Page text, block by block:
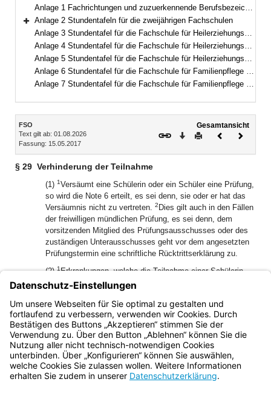
Anlage 1 Fachrichtungen und zuzuerkennende Berufsbezeichnungen
Bereich erweitern
Anlage 2 Stundentafeln für die zweijährigen Fachschulen
Anlage 3 Stundentafel für die Fachschule für Heilerziehungspflege (dreijährig)
Anlage 4 Stundentafel für die Fachschule für Heilerziehungspflege (zweijährig)
Anlage 5 Stundentafel für die Fachschule für Heilerziehungspflegehilfe
Anlage 6 Stundentafel für die Fachschule für Familienpflege (Vollzeitform)
Anlage 7 Stundentafel für die Fachschule für Familienpflege (Teilzeitform)
Inhalt
FSO
Text gilt ab: 01.08.2026
Fassung: 15.05.2017
Gesamtansicht
Download
DruckenVorheriges
§ 29 Verhinderung der Teilnahme
(1) 1Versäumt eine Schülerin oder ein Schüler eine Prüfung,
so wird die Note 6 erteilt, es sei denn, sie oder er hat das
Versäumnis nicht zu vertreten. 2 Dies gilt auch in den Fällen
der freiwilligen mündlichen Prüfung, es sei denn, dem
vorsitzenden Mitglied des Prüfungsausschusses oder des
zuständigen Unterausschusses geht vor dem angesetzten
Prüfungstermin eine schriftliche Rücktrittserklärung zu.
(2)1Erkrankungen, welche die Teilnahme einer Schülerin
oder eines Schülers an der Abschlussprüfung verhindern,
sind unverzüglich durch ärztliches Zeugnis, auf Verlangen
der Schulleitung durch amtsärztliches Zeugnis
nachzuweisen.2§ 17 Abs. 5 gilt entsprechend.
Bayern.de
BayernPortal